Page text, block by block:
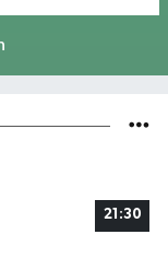
21:30